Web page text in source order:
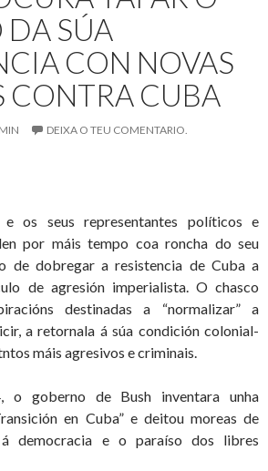
DA SÚA
CON NOVAS
CONTRA CUBA
DEIXA O TEU COMENTARIO.
os seus representantes políticos e
por máis tempo coa roncha do seu
de dobregar a resistencia de Cuba a
de agresión imperialista. O chasco
destinadas a “normalizar” a
a retornala á súa condición colonial-
máis agresivos e criminais.
o goberno de Bush inventara unha
en Cuba” e deitou moreas de
democracia e o paraíso dos libres